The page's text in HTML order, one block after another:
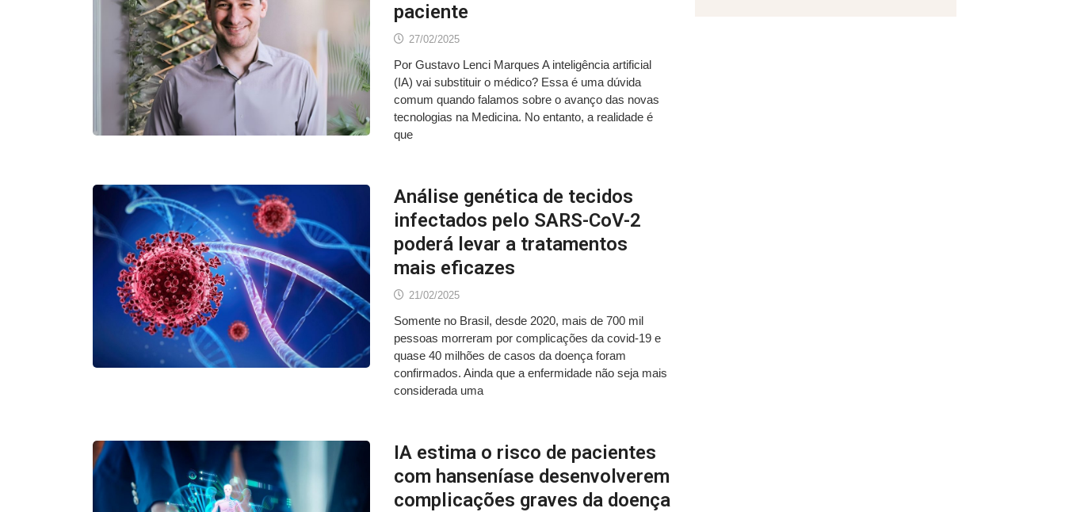
paciente
27/02/2025
Por Gustavo Lenci Marques A inteligência artificial
(IA) vai substituir o médico? Essa é uma dúvida
comum quando falamos sobre o avanço das novas
tecnologias na Medicina. No entanto, a realidade é
que
Análise genética de tecidos
infectados pelo SARS-CoV-2
poderá levar a tratamentos
mais eficazes
21/02/2025
Somente no Brasil, desde 2020, mais de 700 mil
pessoas morreram por complicações da covid-19 e
quase 40 milhões de casos da doença foram
confirmados. Ainda que a enfermidade não seja mais
considerada uma
IA estima o risco de pacientes
com hanseníase desenvolverem
complicações graves da doença